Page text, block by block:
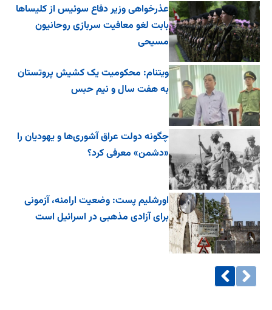
عذرخواهی وزیر دفاع سوئیس از کلیساها
بابت لغو معافیت سربازی روحانیون
مسیحی
ویتنام: محکومیت یک کشیش پروتستان
به هفت سال و نیم حبس
چگونه دولت عراق آشوری‌ها و یهودیان را
«دشمن» معرفی کرد؟
اورشلیم پست: وضعیت ارامنه، آزمونی
برای آزادی مذهبی در اسرائیل است